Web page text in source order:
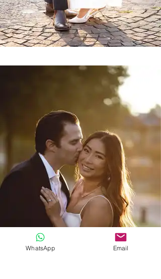
WhatsApp Email